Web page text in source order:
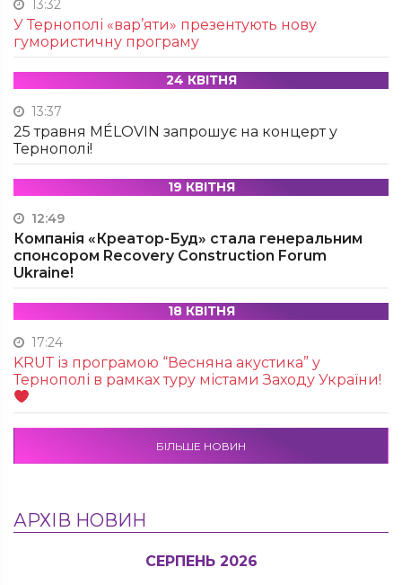
13:32
У Тернополі «вар’яти» презентують нову
гумористичну програму
24 КВІТНЯ
13:37
25 травня MÉLOVIN запрошує на концерт у
Тернополі!
19 КВІТНЯ
12:49
Компанія «Креатор-Буд» стала генеральним
спонсором Recovery Construction Forum
Ukraine!
18 КВІТНЯ
17:24
KRUТ із програмою “Весняна акустика” у
Тернополі в рамках туру містами Заходу України!
БІЛЬШЕ НОВИН
АРХІВ НОВИН
СЕРПЕНЬ 2026